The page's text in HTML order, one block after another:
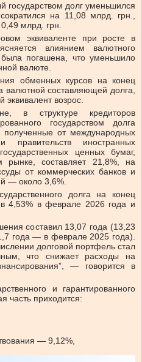
государством долг уменьшился
на 11,08 млрд. грн.,
0,49 млрд. грн.
эквиваленте при росте в
влиянием валютного
была погашена, что уменьшило
валюте.
обменных курсов на конец
валютной составляющей долга,
эквивалент возрос.
в структуре кредиторов
государством долга
полученные от международных
правительств иностранных
ценных бумаг,
рынке, составляет 21,8%, на
от коммерческих банков и
— около 3,6%.
долга на конец
4,53% в феврале 2026 года и
составил 13,07 года (13,23
года — в феврале 2025 года).
долговой портфель стал
что снижает расходы на
— говорится в
и гарантированного
часть приходится:
— 9,12%,